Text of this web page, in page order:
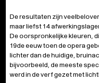
De resultaten zijn
maar liefst 14
De oorspronkelijke kleuren,
19de eeuw toen de opera
lichter dan de huidige,
bijvoorbeeld, de meeste
werd in de verf gezet met